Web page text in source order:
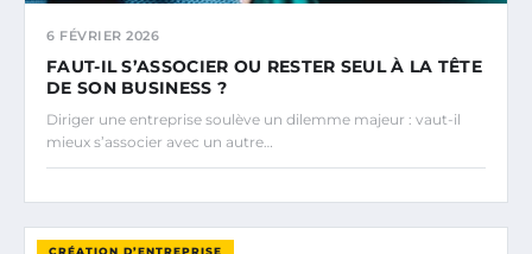
6 FÉVRIER 2026
FAUT-IL S’ASSOCIER OU RESTER SEUL À LA TÊTE
DE SON BUSINESS ?
Diriger une entreprise soulève un dilemme majeur : vaut-il
mieux s’associer avec un autre…
CRÉATION D’ENTREPRISE